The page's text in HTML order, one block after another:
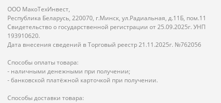
ООО МакоТехИнвест,
Республика Беларусь, 220070, г.Минск, ул.Радиальная, д.11Б, пом.11
Свидетельство о государственной регистрации от 25.09.2025г. УНП
193910620.
Дата внесения сведений в Торговый реестр 21.11.2025г. №762056
Способы оплаты товара:
- наличными денежными при получении;
- банковской платёжной карточкой при получении.
Способы доставки товара: